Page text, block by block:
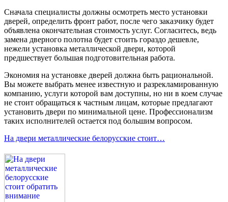
Сначала специалисты должны осмотреть место установки
дверей, определить фронт работ, после чего заказчику будет
объявлена окончательная стоимость услуг. Согласитесь, ведь
замена дверного полотна будет стоить гораздо дешевле,
нежели установка металлической двери, которой
предшествует большая подготовительная работа.
Экономия на установке дверей должна быть рациональной.
Вы можете выбрать менее известную и разрекламированную
компанию, услуги которой вам доступны, но ни в коем случае
не стоит обращаться к частным лицам, которые предлагают
установить двери по минимальной цене. Профессионализм
таких исполнителей остается под большим вопросом.
На двери металлические белорусские стоит…